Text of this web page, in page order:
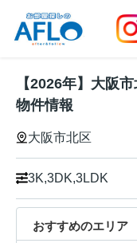
【2026年】大阪
物件情報
大阪市北区
3K,3DK,3LDK
おすすめのエリア